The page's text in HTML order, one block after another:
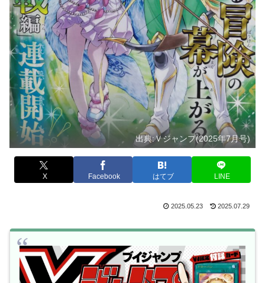
出典:Ｖジャンプ(2025年7月号)
X Facebook はてブ LINE
2025.05.23 2025.07.29